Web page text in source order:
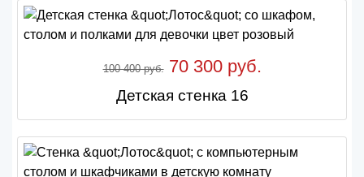
100 400 руб.70 300 руб.
Детская стенка 16